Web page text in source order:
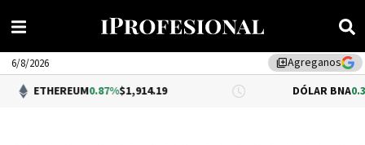
library_addAgreganos
6/8/2026
0.87%$1,914.19 DÓLAR BNA 0.34%$1,520.00